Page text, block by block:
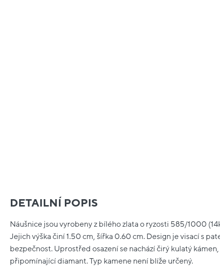
DETAILNÍ POPIS
Náušnice jsou vyrobeny z bílého zlata o ryzosti 585/1000
Jejich výška činí 1.50 cm, šířka 0.60 cm. Design je visací s
bezpečnost. Uprostřed osazení se nachází čirý kulatý
připomínající diamant. Typ kamene není blíže určený.